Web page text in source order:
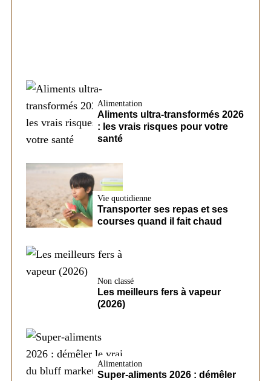
Alimentation
Aliments ultra-transformés 2026
: les vrais risques pour votre
santé
Vie quotidienne
Transporter ses repas et ses
courses quand il fait chaud
Non classé
Les meilleurs fers à vapeur
(2026)
Alimentation
Super-aliments 2026 : démêler